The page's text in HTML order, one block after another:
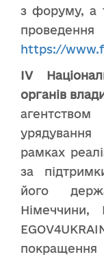
з форуму, а
https://
ІV
органів
рамках
за
його
Німеччини,
покращення